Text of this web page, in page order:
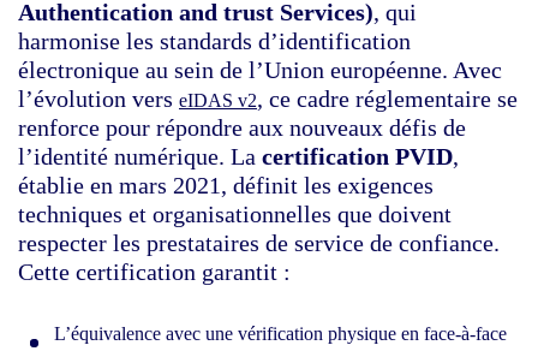
Authentication and trust Services), qui
harmonise les standards d’identification
électronique au sein de l’Union européenne. Avec
l’évolution vers eIDAS v2, ce cadre réglementaire se
renforce pour répondre aux nouveaux défis de
l’identité numérique. La certification PVID,
établie en mars 2021, définit les exigences
techniques et organisationnelles que doivent
respecter les prestataires de service de confiance.
Cette certification garantit :
L’équivalence avec une vérification physique en face-à-face